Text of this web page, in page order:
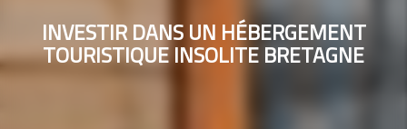
INVESTIR DANS UN HÉBERGEMENT
TOURISTIQUE INSOLITE BRETAGNE